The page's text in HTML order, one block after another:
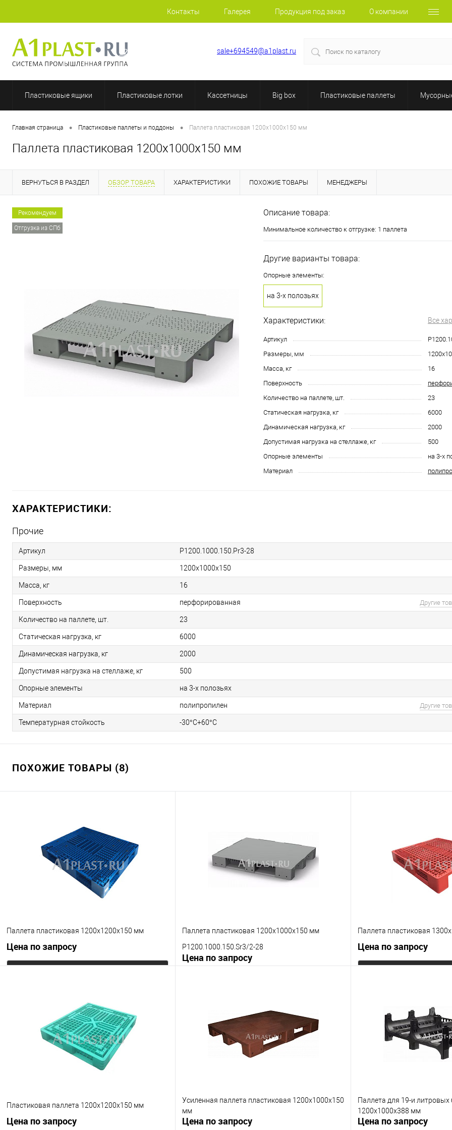
Контакты Галерея Продукция под заказ О компании
+7 (812) 507-69-52 sale+694549@a1plast.ru
Пластиковые ящики Пластиковые лотки Кассетницы Big box Пластиковые паллеты
Главная страница • Пластиковые паллеты и поддоны • Паллета пластиковая 1200х1000х150 мм
Паллета пластиковая 1200х1000х150 мм
ВЕРНУТЬСЯ В РАЗДЕЛ ОБЗОР ТОВАРА ХАРАКТЕРИСТИКИ ПОХОЖИЕ ТОВАРЫ МЕНЕДЖЕРЫ
Рекомендуем
Отгрузка из СПб
Описание товара:
Минимальное количество к отгрузке: 1 паллета
Другие варианты товара:
Опорные элементы:
на 3-х полозьях
Характеристики: Все
Артикул
Размеры, мм
Масса, кг
16
Поверхность
Количество на паллете, шт.
23
Статическая нагрузка, кг
6000
Динамическая нагрузка, кг
2000
Допустимая нагрузка на стеллаже, кг
500
Опорные элементы
на 3-х
Материал
ХАРАКТЕРИСТИКИ:
Прочие
Артикул P1200.1000.150.Pr3-28
Размеры, мм 1200х1000х150
Масса, кг 16
Поверхность перфорированная Другие
Количество на паллете, шт. 23
Статическая нагрузка, кг 6000
Динамическая нагрузка, кг 2000
Допустимая нагрузка на стеллаже, кг 500
Опорные элементы на 3-х полозьях
Материал полипропилен Другие
Температурная стойкость -30°C+60°C
ПОХОЖИЕ ТОВАРЫ (8)
Паллета пластиковая 1200х1200х150 мм
Цена по запросу
В избранное
Под заказ
Паллета пластиковая 1200х1000х150 мм
P1200.1000.150.Sr3/2-28
Цена по запросу
К сравнению
В избранное
Под заказ
Опорные элементы
усиление 2 трубы усиление 1 труба
Цвет
Паллета пластиковая
Цена по запросу
В избранное
Пластиковая паллета 1200х1200х150 мм
Цена по запросу
Усиленная паллета пластиковая 1200х1000х150
мм
Цена по запросу
Паллета для 19-и литровых
1200х1000х388 мм
Цена по запросу